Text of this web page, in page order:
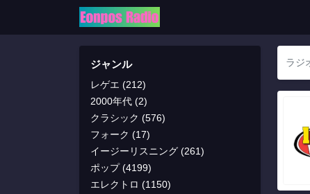
ジャンル
レゲエ (212)
2000年代 (2)
クラシック (576)
フォーク (17)
イージーリスニング (261)
ポップ (4199)
エレクトロ (1150)